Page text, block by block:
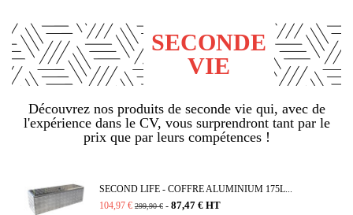
SECONDE
VIE
Découvrez nos produits de seconde vie qui, avec de
l'expérience dans le CV, vous surprendront tant par le
prix que par leurs compétences !
SECOND LIFE - COFFRE ALUMINIUM 175L...
104,97 € 299,90 € - 87,47 € HT